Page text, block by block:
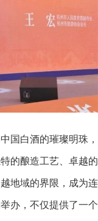
中国白酒的璀璨明珠，
的酿造工艺、卓越的
地域的界限，成为连
办，不仅提供了一个